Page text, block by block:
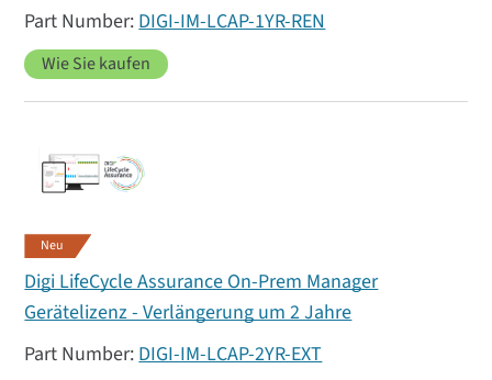
DIGI-IM-LCAP-1YR-REN
Wie Sie kaufen
Neu
Digi LifeCycle Assurance On-Prem Manager
Gerätelizenz - Verlängerung um 2 Jahre
DIGI-IM-LCAP-2YR-EXT